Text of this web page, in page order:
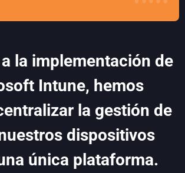
la implementación de
Intune, hemos
la gestión de
dispositivos
única plataforma.